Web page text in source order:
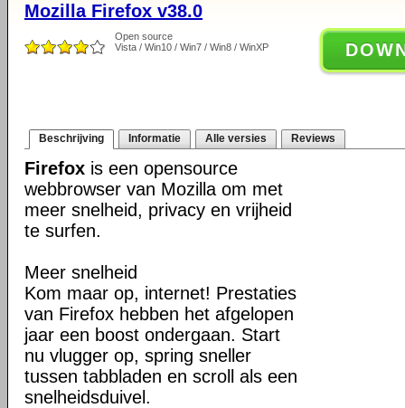
Mozilla Firefox v38.0
Open source
Vista / Win10 / Win7 / Win8 / WinXP
Beschrijving Informatie Alle versies Reviews
Firefox is een opensource
webbrowser van Mozilla om met
meer snelheid, privacy en vrijheid
te surfen.
Meer snelheid
Kom maar op, internet! Prestaties
van Firefox hebben het afgelopen
jaar een boost ondergaan. Start
nu vlugger op, spring sneller
tussen tabbladen en scroll als een
snelheidsduivel.